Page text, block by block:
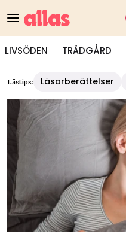
LIVSÖDEN TRÄDGÅRD
Lästips: Läsarberättelser